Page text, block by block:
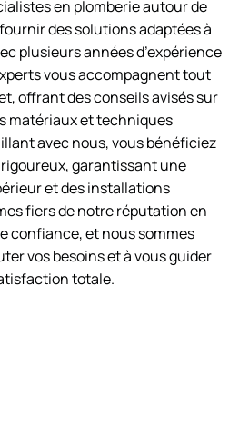
en plomberie autour de
des solutions adaptées à
plusieurs années d’expérience
vous accompagnent tout
offrant des conseils avisés sur
matériaux et techniques
avec nous, vous bénéficiez
rigoureux, garantissant une
et des installations
fiers de notre réputation en
confiance, et nous sommes
vos besoins et à vous guider
totale.